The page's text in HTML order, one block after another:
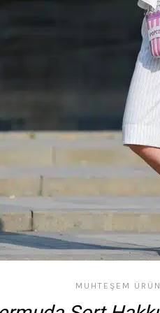
MUHTEŞEM